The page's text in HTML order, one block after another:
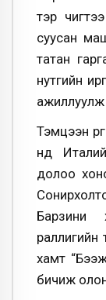
тэр
суусан
татан
нутгийн
Тэмцээн
нд
долоо
Барзини
раллигийн
хамт
бичиж